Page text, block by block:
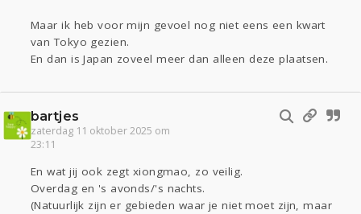
Maar ik heb voor mijn gevoel nog niet eens een kwart
van Tokyo gezien.
En dan is Japan zoveel meer dan alleen deze plaatsen.
bartjes
zaterdag 11 oktober 2025 om
23:11
En wat jij ook zegt xiongmao, zo veilig.
Overdag en 's avonds/'s nachts.
(Natuurlijk zijn er gebieden waar je niet moet zijn, maar